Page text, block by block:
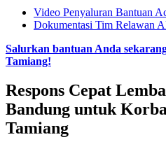
Video Penyaluran Bantuan
Dokumentasi Tim Relawan
Salurkan bantuan Anda
Tamiang!
Respons Cepat
Bandung untuk
Tamiang